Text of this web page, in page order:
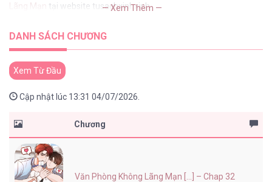
Lãng Mạn
tại website tusachxinhxinh
— Xem Thêm —
DANH SÁCH CHƯƠNG
Xem Từ Đầu
Cập nhật lúc 13:31 04/07/2026.
Chương
Văn Phòng Không Lãng Mạn [...] – Chap 32